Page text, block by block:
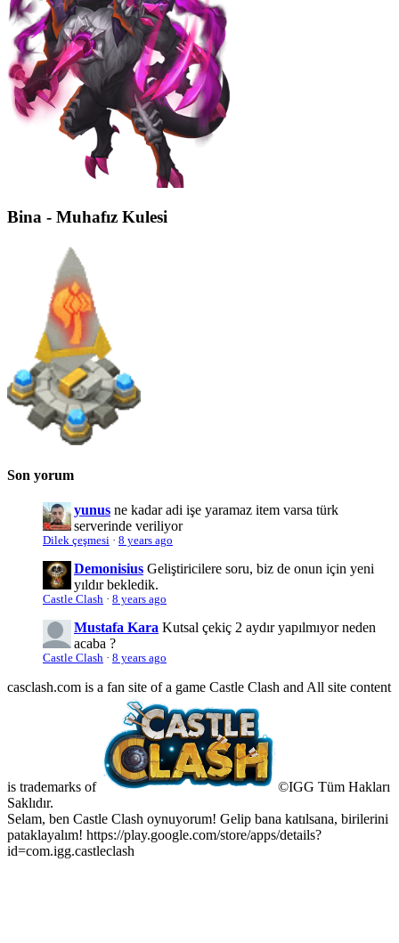
Bina - Muhafız Kulesi
Son yorum
yunus ne kadar adi işe yaramaz item varsa türk
serverinde veriliyor
Dilek çeşmesi · 8 years ago
Demonisius Geliştiricilere soru, biz de onun için yeni
yıldır bekledik.
Castle Clash · 8 years ago
Mustafa Kara Kutsal çekiç 2 aydır yapılmıyor neden
acaba ?
Castle Clash · 8 years ago
casclash.com is a fan site of a game Castle Clash and All site content
is trademarks of
©IGG Tüm Hakları
Saklıdır.
Selam, ben Castle Clash oynuyorum! Gelip bana katılsana, birilerini
pataklayalım! https://play.google.com/store/apps/details?
id=com.igg.castleclash